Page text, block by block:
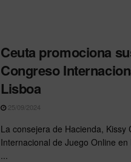
Ceuta promociona
Congreso
Lisboa
25/09/2024
La consejera de Hacienda,
Internacional de Juego Online
...